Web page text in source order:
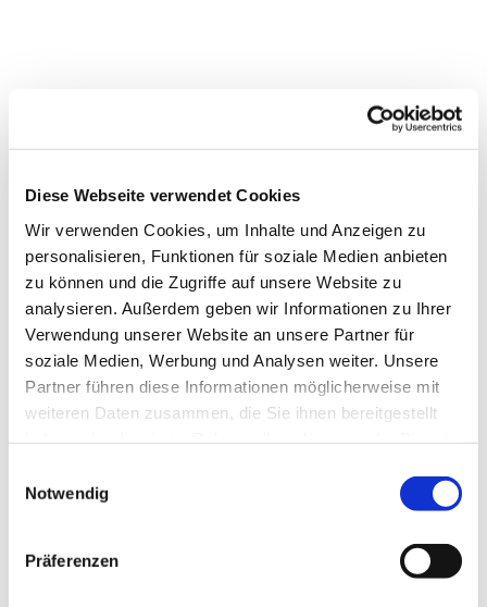
Diese Webseite verwendet Cookies
Wir verwenden Cookies, um Inhalte und Anzeigen zu
personalisieren, Funktionen für soziale Medien anbieten
zu können und die Zugriffe auf unsere Website zu
analysieren. Außerdem geben wir Informationen zu Ihrer
Verwendung unserer Website an unsere Partner für
soziale Medien, Werbung und Analysen weiter. Unsere
Partner führen diese Informationen möglicherweise mit
weiteren Daten zusammen, die Sie ihnen bereitgestellt
Notwendig
Präferenzen
Dies könnte Sie auch